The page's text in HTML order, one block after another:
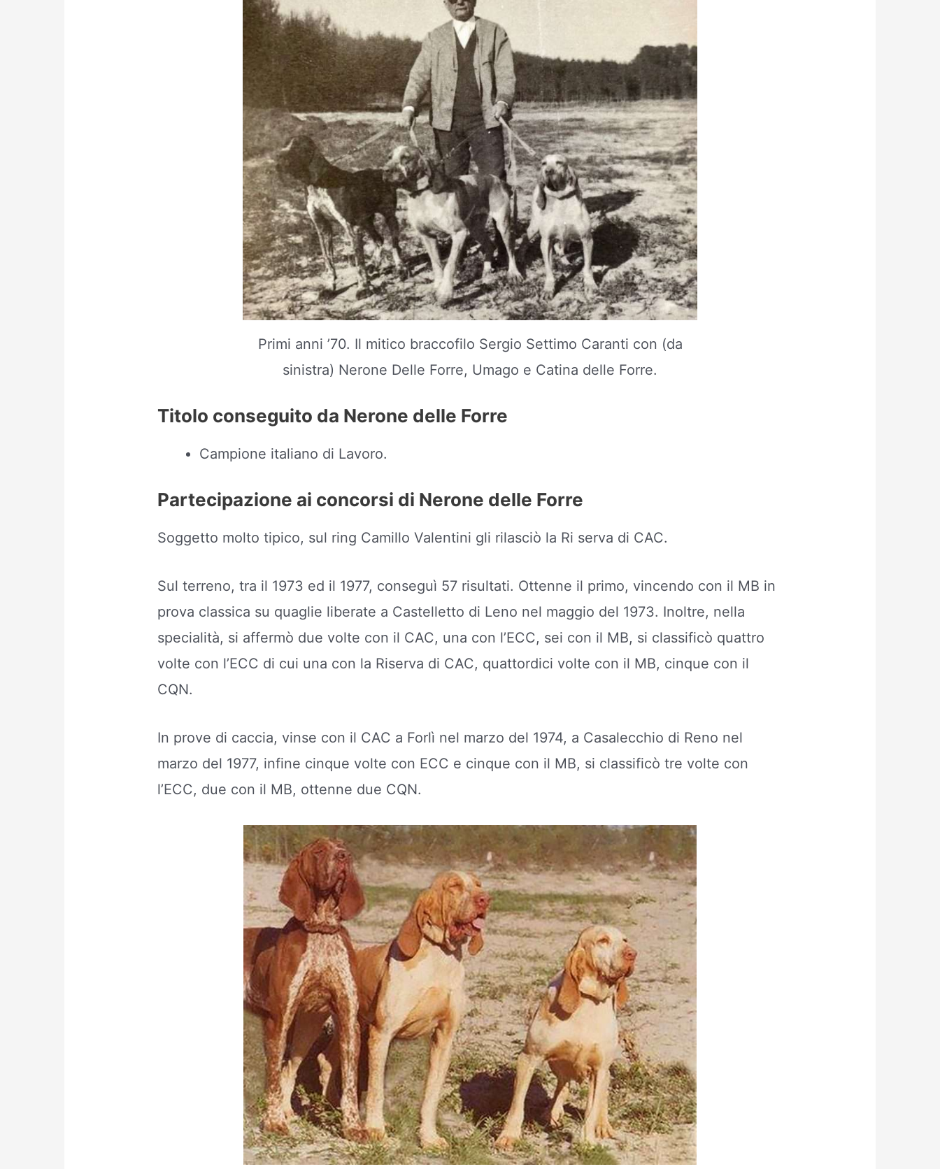
Primi anni ’70. Il mitico braccofilo Sergio Settimo Caranti con (da
sinistra) Nerone Delle Forre, Umago e Catina delle Forre.
Titolo conseguito da Nerone delle Forre
Campione italiano di Lavoro.
Partecipazione ai concorsi di Nerone delle Forre
Soggetto molto tipico, sul ring Camillo Valentini gli rilasciò la Ri serva di CAC.
Sul terreno, tra il 1973 ed il 1977, conseguì 57 risultati. Ottenne il primo, vincendo con il MB in
prova classica su quaglie liberate a Castelletto di Leno nel maggio del 1973. Inoltre, nella
specialità, si affermò due volte con il CAC, una con l’ECC, sei con il MB, si classificò quattro
volte con l’ECC di cui una con la Riserva di CAC, quattordici volte con il MB, cinque con il
CQN.
In prove di caccia, vinse con il CAC a Forlì nel marzo del 1974, a Casalecchio di Reno nel
marzo del 1977, infine cinque volte con ECC e cinque con il MB, si classificò tre volte con
l’ECC, due con il MB, ottenne due CQN.